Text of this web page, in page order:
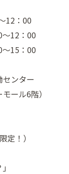
12：00
12：00
15：00
ンター
ール6階）
定！）
」